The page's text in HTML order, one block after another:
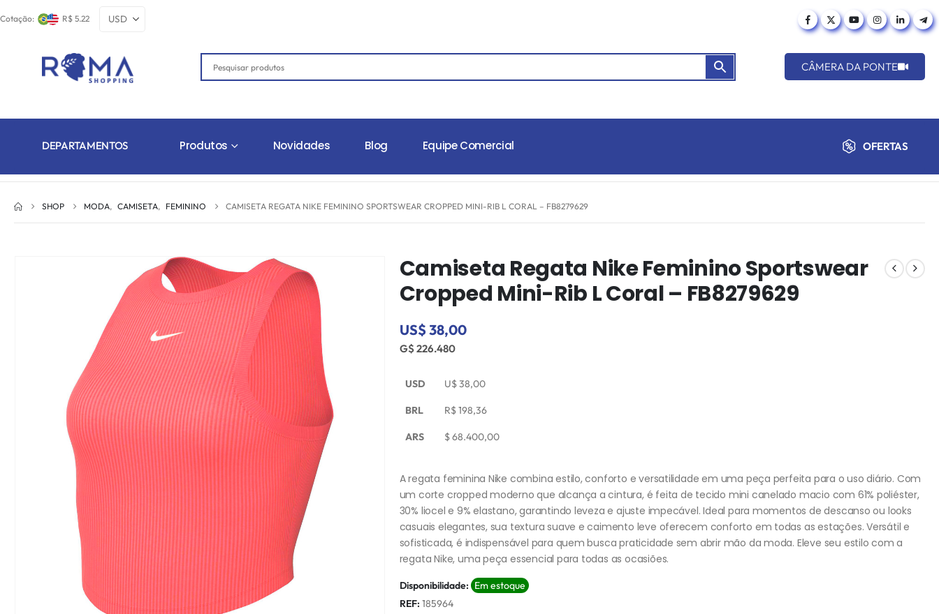
Cotação: R$ 5.22
CÂMERA DA PONTE
DEPARTAMENTOS Produtos Novidades Blog Equipe Comercial OFERTAS
SHOP MODA, CAMISETA, FEMININO CAMISETA REGATA NIKE FEMININO SPORTSWEAR CROPPED MINI-RIB L CORAL – FB8279629
Camiseta Regata Nike Feminino Sportswear
Cropped Mini-Rib L Coral – FB8279629
US$ 38,00
G$ 226.480
USD U$38,00
BRL R$198,36
ARS $68.400,00
A regata feminina Nike combina estilo, conforto e versatilidade em uma peça perfeita para o uso diário. Com
um corte cropped moderno que alcança a cintura, é feita de tecido mini canelado macio com 61% poliéster,
30% liocel e 9% elastano, garantindo leveza e ajuste impecável. Ideal para momentos de descanso ou looks
casuais elegantes, sua textura suave e caimento leve oferecem conforto em todas as estações. Versátil e
sofisticada, é indispensável para quem busca praticidade sem abrir mão da moda. Eleve seu estilo com a
regata Nike, uma peça essencial para todas as ocasiões.
Disponibilidade: Em estoque
REF: 185964